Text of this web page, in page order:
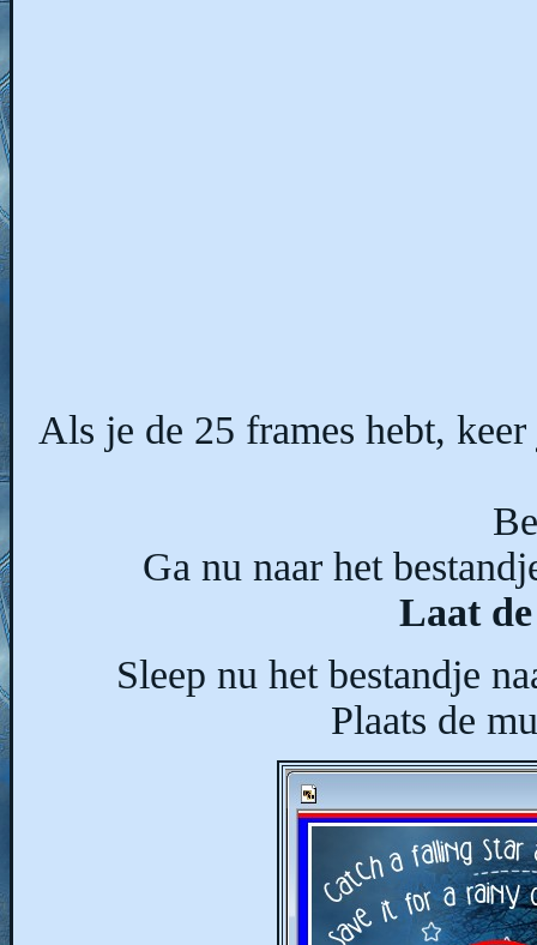
Als je de 25 frames hebt,
Ga nu naar het
Laat
Sleep nu het bestandje
Plaats de